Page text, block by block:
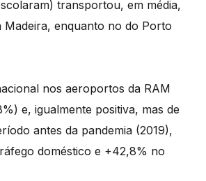
transportou, em média,
Madeira, enquanto no do Porto
nos aeroportos da RAM
e, igualmente positiva, mas de
antes da pandemia (2019),
doméstico e +42,8% no